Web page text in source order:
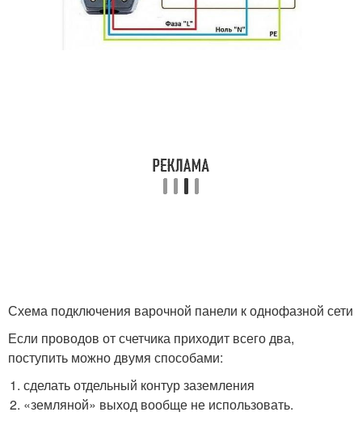
Схема подключения варочной панели к однофазной сети
Если проводов от счетчика приходит всего два,
поступить можно двумя способами:
сделать отдельный контур заземления
«земляной» выход вообще не использовать.